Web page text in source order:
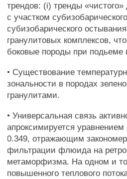
трендов: (i) тренды
с участком
субизобарического
гранулитовых комплексов,
боковые породы при подьеме
• Существование
зональности в породах
гранулитами.
• Универсальная связь
апроксимируется
0.349, отражающим
фильтрации флюида на
метаморфизма. На одном и
повышенного теплового